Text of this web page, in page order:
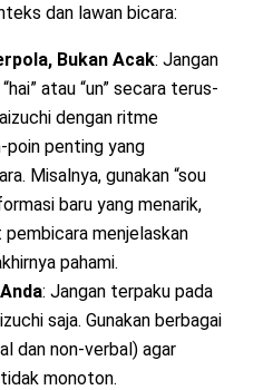
dan lawan bicara:
Bukan Acak: Jangan
atau “un” secara terus-
dengan ritme
poin penting yang
Misalnya, gunakan “sou
baru yang menarik,
pembicara menjelaskan
pahami.
: Jangan terpaku pada
saja. Gunakan berbagai
dan non-verbal) agar
monoton.